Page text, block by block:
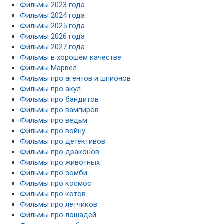
Фильмы 2023 года
Фильмы 2024 года
Фильмы 2025 года
Фильмы 2026 года
Фильмы 2027 года
Фильмы в хорошем качестве
Фильмы Марвел
Фильмы про агентов и шпионов
Фильмы про акул
Фильмы про бандитов
Фильмы про вампиров
Фильмы про ведьм
Фильмы про войну
Фильмы про детективов
Фильмы про драконов
Фильмы про животных
Фильмы про зомби
Фильмы про космос
Фильмы про котов
Фильмы про летчиков
Фильмы про лошадей